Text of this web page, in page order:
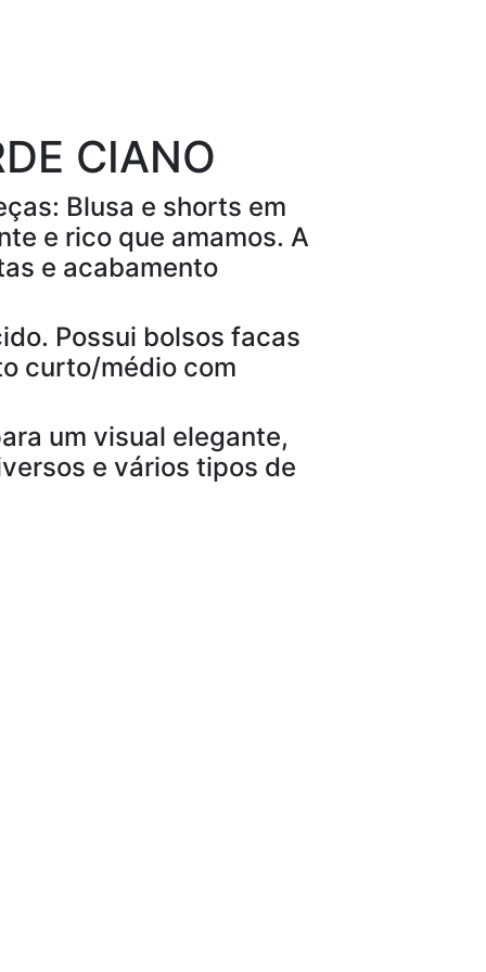
CIANO
Blusa e shorts em
e rico que amamos. A
e acabamento
Possui bolsos facas
curto/médio com
um visual elegante,
e vários tipos de